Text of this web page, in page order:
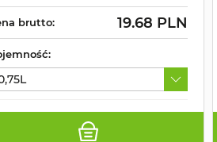
brutto: 19.68 PLN